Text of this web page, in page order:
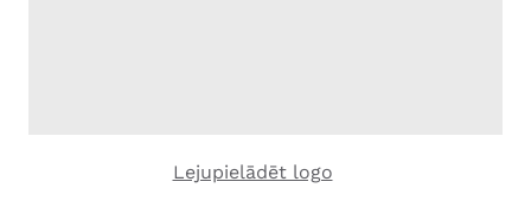
Lejupielādēt logo